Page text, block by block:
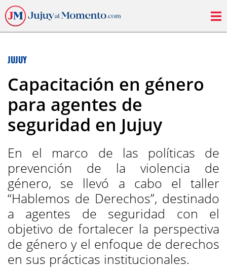
JUJUY
Capacitación en género
para agentes de
seguridad en Jujuy
En el marco de las políticas de
prevención de la violencia de
género, se llevó a cabo el taller
“Hablemos de Derechos”, destinado
a agentes de seguridad con el
objetivo de fortalecer la perspectiva
de género y el enfoque de derechos
en sus prácticas institucionales.